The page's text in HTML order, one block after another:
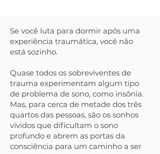
Se você luta para dormir após uma
experiência traumática, você não
está sozinho.
Quase todos os sobreviventes de
trauma experimentam algum tipo
de problema de sono, como insônia.
Mas, para cerca de metade dos três
quartos das pessoas, são os sonhos
vívidos que dificultam o sono
profundo e abrem as portas da
consciência para um caminho a ser